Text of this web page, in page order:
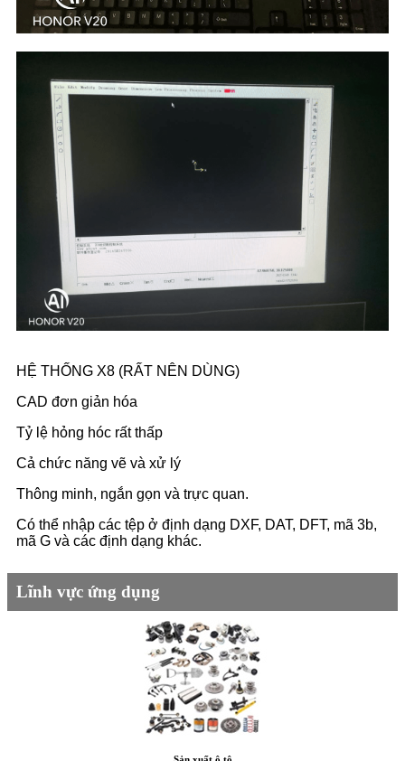
HỆ THỐNG X8 (RẤT NÊN DÙNG)
CAD đơn giản hóa
Tỷ lệ hỏng hóc rất thấp
Cả chức năng vẽ và xử lý
Thông minh, ngắn gọn và trực quan.
Có thể nhập các tệp ở định dạng DXF, DAT, DFT, mã 3b,
mã G và các định dạng khác.
Lĩnh vực ứng dụng
Sản xuất ô tô